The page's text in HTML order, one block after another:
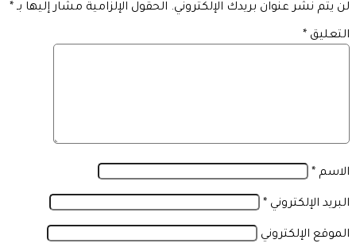
لن يتم نشر عنوان بريدك الإلكتروني. الحقول الإلزامية مشار إليها بـ *
التعليق *
الاسم *
البريد الإلكتروني *
الموقع الإلكتروني